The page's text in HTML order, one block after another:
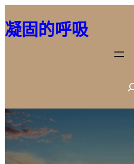
至
容
凝固的呼吸
S
e